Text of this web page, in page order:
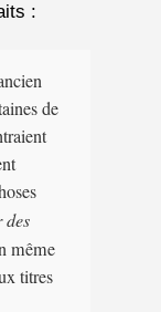
:
de
des
même
titres